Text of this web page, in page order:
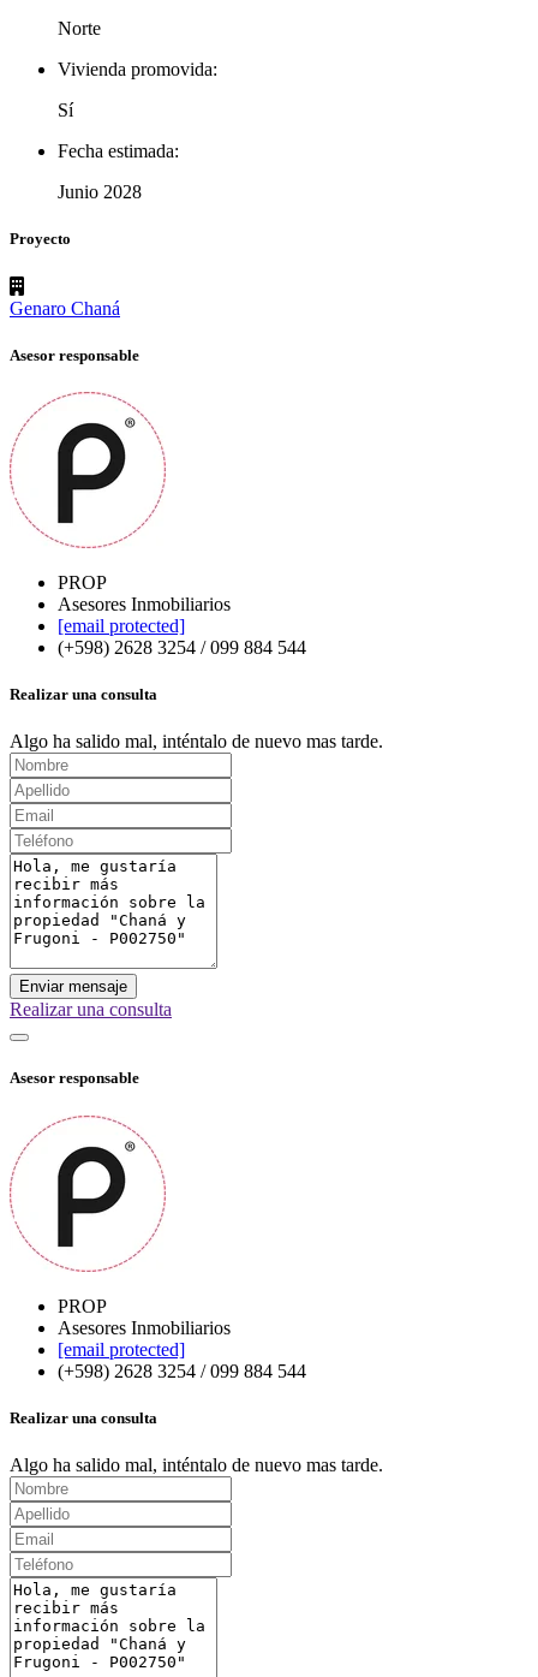
Norte
Vivienda promovida:
Sí
Fecha estimada:
Junio 2028
Proyecto
Genaro Chaná
Asesor responsable
PROP
Asesores Inmobiliarios
[email protected]
(+598) 2628 3254 / 099 884 544
Realizar una consulta
Algo ha salido mal, inténtalo de nuevo mas tarde.
Enviar mensaje
Realizar una consulta
Asesor responsable
PROP
Asesores Inmobiliarios
[email protected]
(+598) 2628 3254 / 099 884 544
Realizar una consulta
Algo ha salido mal, inténtalo de nuevo mas tarde.